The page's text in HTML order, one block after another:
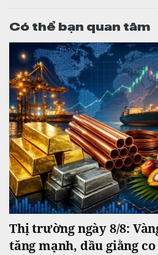
Có thể bạn quan tâm
Thị trường ngày 8/8:
tăng mạnh, dầu giằng co